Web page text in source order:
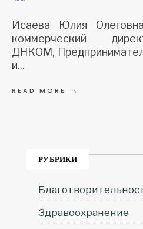
Исаева Юлия
коммерческий
ДНКОМ,
и...
READ MORE →
РУБРИКИ
Здравоохранение